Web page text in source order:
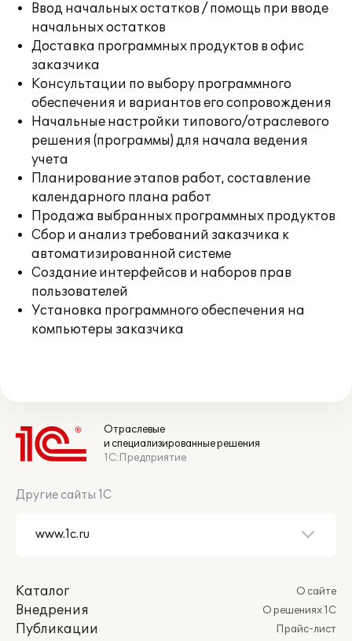
Ввод начальных остатков / помощь при вводе
начальных остатков
Доставка программных продуктов в офис
заказчика
Консультации по выбору программного
обеспечения и вариантов его сопровождения
Начальные настройки типового/отраслевого
решения (программы) для начала ведения
учета
Планирование этапов работ, составление
календарного плана работ
Продажа выбранных программных продуктов
Сбор и анализ требований заказчика к
автоматизированной системе
Создание интерфейсов и наборов прав
пользователей
Установка программного обеспечения на
компьютеры заказчика
Отраслевые
и специализированные решения
1С:Предприятие
Другие сайты 1С
Каталог
Внедрения
Публикации
О сайте
О решениях 1С
Прайс-лист